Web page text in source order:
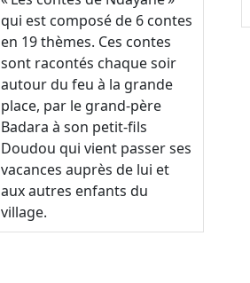
qui est composé de 6 contes
en 19 thèmes. Ces contes
sont racontés chaque soir
autour du feu à la grande
place, par le grand-père
Badara à son petit-fils
Doudou qui vient passer ses
vacances auprès de lui et
aux autres enfants du
village.